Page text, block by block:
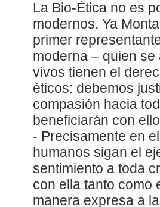
La Bio-Ética no es
modernos. Ya
primer
moderna – quien
vivos tienen el
éticos: debemos
compasión hacia
beneficiarán con
- Precisamente en
humanos sigan el
sentimiento a toda
con ella tanto como
manera expresa a